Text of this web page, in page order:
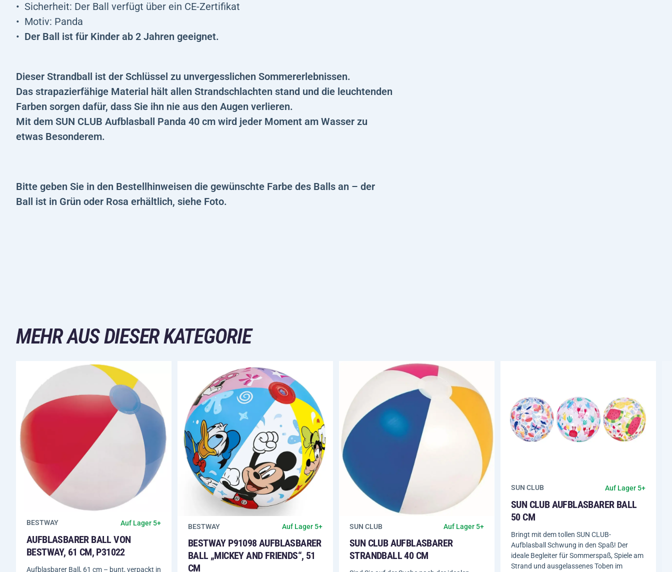
Sicherheit: Der Ball verfügt über ein CE-Zertifikat
Motiv: Panda
Der Ball ist für Kinder ab 2 Jahren geeignet.
Dieser Strandball ist der Schlüssel zu unvergesslichen Sommererlebnissen.
Das strapazierfähige Material hält allen Strandschlachten stand und die leuchtenden
Farben sorgen dafür, dass Sie ihn nie aus den Augen verlieren.
Mit dem SUN CLUB Aufblasball Panda 40 cm wird jeder Moment am Wasser zu
etwas Besonderem.
Bitte geben Sie in den Bestellhinweisen die gewünschte Farbe des Balls an – der
Ball ist in Grün oder Rosa erhältlich, siehe Foto.
MEHR AUS DIESER KATEGORIE
BESTWAY Auf Lager 5+
AUFBLASBARER BALL VON
BESTWAY, 61 CM, P31022
Aufblasbarer Ball, 61 cm – bunt, verpackt in
BESTWAY Auf Lager 5+
BESTWAY P91098 AUFBLASBARER
BALL „MICKEY AND FRIENDS“, 51
CM
SUN CLUB Auf Lager 5+
SUN CLUB AUFBLASBARER
STRANDBALL 40 CM
SUN CLUB Auf Lager 5+
SUN CLUB AUFBLASBARER BALL
50 CM
Bringt mit dem tollen SUN CLUB-
Aufblasball Schwung in den Spaß! Der
ideale Begleiter für Sommerspaß, Spiele am
Strand und ausgelassenes Toben im